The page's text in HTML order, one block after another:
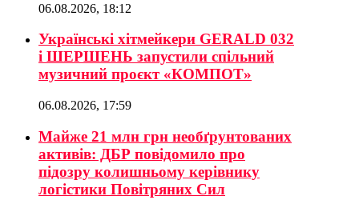
06.08.2026, 18:12
Українські хітмейкери GERALD 032
і ШЕРШЕНЬ запустили спільний
музичний проєкт «КОМПОТ»
06.08.2026, 17:59
Майже 21 млн грн необґрунтованих
активів: ДБР повідомило про
підозру колишньому керівнику
логістики Повітряних Сил